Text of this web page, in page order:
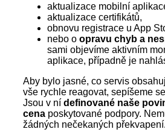
aktualizace mobilní
aktualizace certifikátů,
obnovu registrace u App
nebo o opravu chyb a
sami objevíme aktivním
aplikace, případně je
Aby bylo jasné, co servis
vše rychle reagovat, sepíšeme
Jsou v ní definované naše
cena poskytované podpory.
žádných nečekaných překvapení.